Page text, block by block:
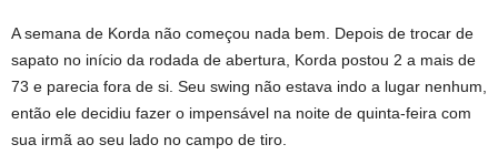
A semana de Korda não começou nada bem. Depois de trocar de
sapato no início da rodada de abertura, Korda postou 2 a mais de
73 e parecia fora de si. Seu swing não estava indo a lugar nenhum,
então ele decidiu fazer o impensável na noite de quinta-feira com
sua irmã ao seu lado no campo de tiro.